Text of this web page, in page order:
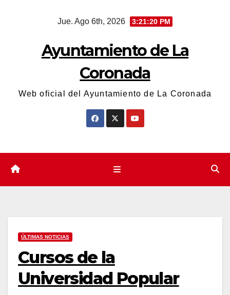
Jue. Ago 6th, 2026 3:21:21 PM
Ayuntamiento de La
Coronada
Web oficial del Ayuntamiento de La Coronada
ÚLTIMAS NOTICIAS
Cursos de la
Universidad Popular